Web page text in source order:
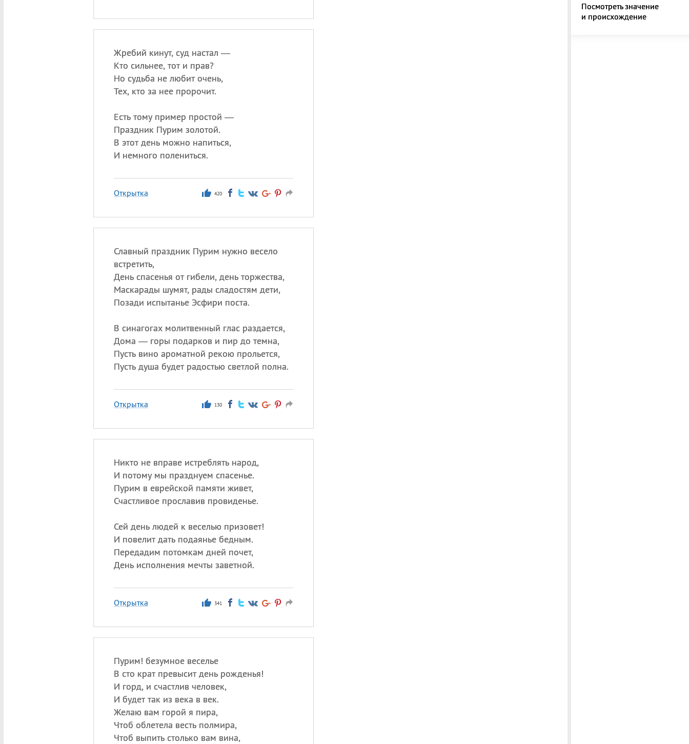
Жребий кинут, суд настал —
Кто сильнее, тот и прав?
Но судьба не любит очень,
Тех, кто за нее пророчит.
Есть тому пример простой —
Праздник Пурим золотой.
В этот день можно напиться,
И немного полениться.
Открытка 420
Славный праздник Пурим нужно весело
встретить,
День спасенья от гибели, день торжества,
Маскарады шумят, рады сладостям дети,
Позади испытанье Эсфири поста.
В синагогах молитвенный глас раздается,
Дома — горы подарков и пир до темна,
Пусть вино ароматной рекою прольется,
Пусть душа будет радостью светлой полна.
Открытка 130
Никто не вправе истреблять народ,
И потому мы празднуем спасенье.
Пурим в еврейской памяти живет,
Счастливое прославив провиденье.
Сей день людей к веселью призовет!
И повелит дать подаянье бедным.
Передадим потомкам дней почет,
День исполнения мечты заветной.
Открытка 341
Пурим! безумное веселье
В сто крат превысит день рожденья!
И горд, и счастлив человек,
И будет так из века в век.
Желаю вам горой я пира,
Чтоб облетела весть полмира,
Чтоб выпить столько вам вина,
Посмотреть значение
и происхождение